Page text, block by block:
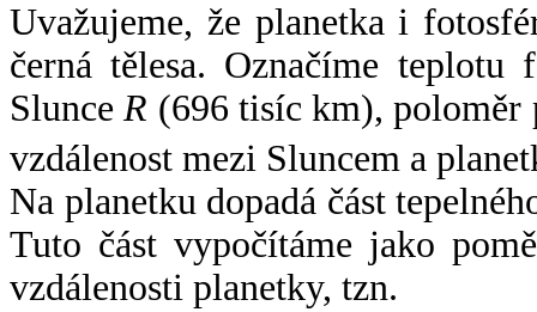
Uvažujeme, že planetka i
černá tělesa. Označíme
SlunceR (696 tisíc km),
vzdálenost mezi Sluncem a
Na planetku dopadá část
Tuto část vypočítáme jako
vzdálenosti planetky, tzn.